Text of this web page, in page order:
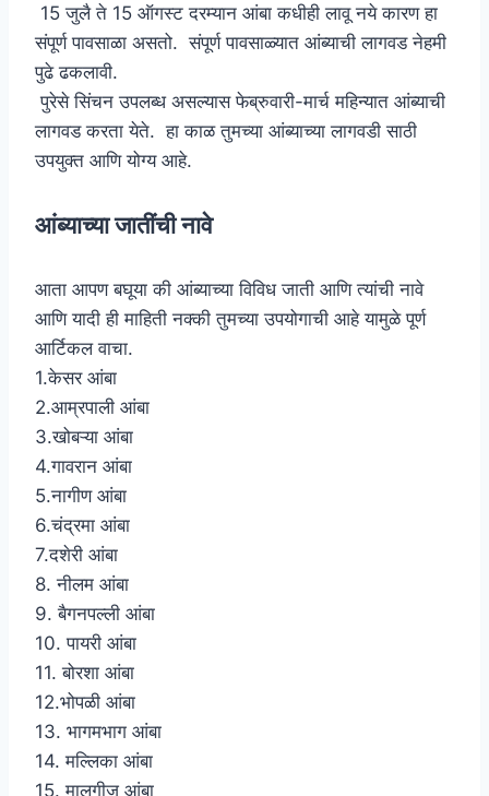
15 जुलै ते 15 ऑगस्ट दरम्यान आंबा कधीही लावू नये कारण हा
संपूर्ण पावसाळा असतो. संपूर्ण पावसाळ्यात आंब्याची लागवड नेहमी
पुढे ढकलावी.
पुरेसे सिंचन उपलब्ध असल्यास फेब्रुवारी-मार्च महिन्यात आंब्याची
लागवड करता येते. हा काळ तुमच्या आंब्याच्या लागवडी साठी
उपयुक्त आणि योग्य आहे.
आंब्याच्या जातींची नावे
आता आपण बघूया की आंब्याच्या विविध जाती आणि त्यांची नावे
आणि यादी ही माहिती नक्की तुमच्या उपयोगाची आहे यामुळे पूर्ण
आर्टिकल वाचा.
1.केसर आंबा
2.आम्रपाली आंबा
3.खोबऱ्या आंबा
4.गावरान आंबा
5.नागीण आंबा
6.चंद्रमा आंबा
7.दशेरी आंबा
8. नीलम आंबा
9. बैगनपल्ली आंबा
10. पायरी आंबा
11. बोरशा आंबा
12.भोपळी आंबा
13. भागमभाग आंबा
14. मल्लिका आंबा
15. मालगीज आंबा